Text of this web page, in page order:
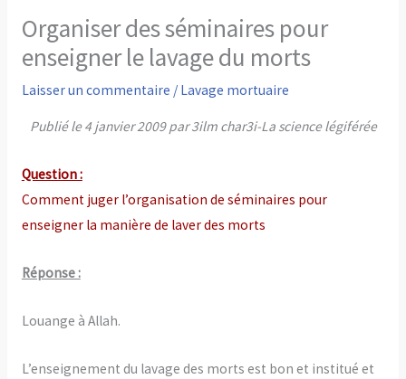
Organiser des séminaires pour
enseigner le lavage du morts
Laisser un commentaire / Lavage mortuaire
Publié le 4 janvier 2009 par 3ilm char3i-La science légiférée
Question :
Comment juger l’organisation de séminaires pour
enseigner la manière de laver des morts
Réponse :
Louange à Allah.
L’enseignement du lavage des morts est bon et institué et